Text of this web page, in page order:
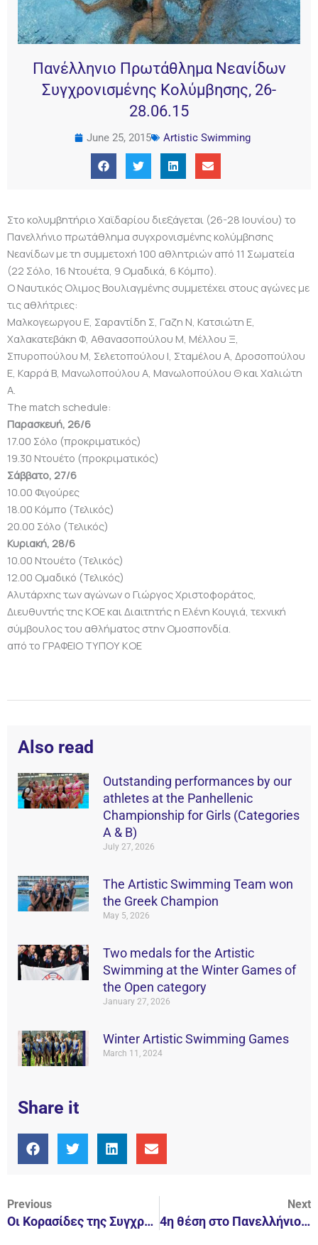
Πανέλληνιο Πρωτάθλημα Νεανίδων
Συγχρονισμένης Κολύμβησης, 26-
28.06.15
June 25, 2015 Artistic Swimming
Στο κολυμβητήριο Χαϊδαρίου διεξάγεται (26-28 Ιουνίου) το
Πανελλήνιο πρωτάθλημα συγχρονισμένης κολύμβησης
Νεανίδων με τη συμμετοχή 100 αθλητριών από 11 Σωματεία
(22 Σόλο, 16 Ντουέτα, 9 Ομαδικά, 6 Κόμπο).
Ο Ναυτικός Ολιμος Βουλιαγμένης συμμετέχει στους αγώνες με
τις αθλήτριες:
Μαλκογεωργου Ε, Σαραντίδη Σ, Γαζη Ν, Κατσιώτη Ε,
Χαλακατεβάκη Φ, Αθανασοπούλου Μ, Μέλλου Ξ,
Σπυροπούλου Μ, Σελετοπούλου Ι, Σταμέλου Α, Δροσοπούλου
Ε, Καρρά Β, Μανωλοπούλου Α, Μανωλοπούλου Θ και Χαλιώτη
Α.
The match schedule:
Παρασκευή, 26/6
17.00 Σόλο (προκριματικός)
19.30 Ντουέτο (προκριματικός)
Σάββατο, 27/6
10.00 Φιγούρες
18.00 Κόμπο (Τελικός)
20.00 Σόλο (Τελικός)
Κυριακή, 28/6
10.00 Ντουέτο (Τελικός)
12.00 Ομαδικό (Τελικός)
Αλυτάρχης των αγώνων ο Γιώργος Χριστοφοράτος,
Διευθυντής της ΚΟΕ και Διαιτητής η Ελένη Κουγιά, τεχνική
σύμβουλος του αθλήματος στην Ομοσπονδία.
από το ΓΡΑΦΕΙΟ ΤΥΠΟΥ ΚΟΕ
Also read
Outstanding performances by our
athletes at the Panhellenic
Championship for Girls (Categories
A & B)
July 27, 2026
The Artistic Swimming Team won
the Greek Champion
May 5, 2026
Two medals for the Artistic
Swimming at the Winter Games of
the Open category
January 27, 2026
Winter Artistic Swimming Games
March 11, 2024
Share it
Previous
Οι Κορασίδες της Συγχρονισμένης, στο Πανελλήνιο Πρωτάθλημα 19-21.06.15!
Next
4η θέση στο Πανελλήνιο Πρωτάθλημα Κορασίδων, Συγχρονισμένης